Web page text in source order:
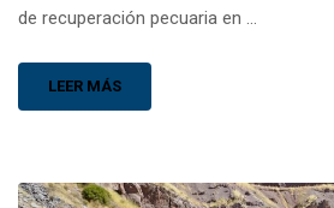
de recuperación pecuaria en …
LEER MÁS